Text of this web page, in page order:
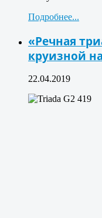
Подробнее...
«Речная
круизной
22.04.2019